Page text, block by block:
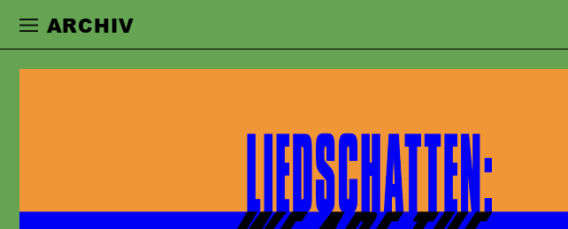
Zur Hauptnavigation springen
ARCHIV